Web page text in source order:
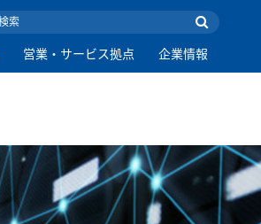
営業・サービス拠点 企業情報